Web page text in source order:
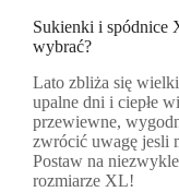
Sukienki i spódnice
wybrać?
Lato zbliża się
upalne dni i ciepłe
przewiewne,
zwrócić uwagę jesli
Postaw na
rozmiarze XL!